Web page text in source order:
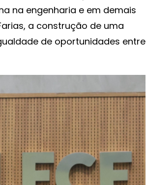
na engenharia e em demais
a construção de uma
de oportunidades entre